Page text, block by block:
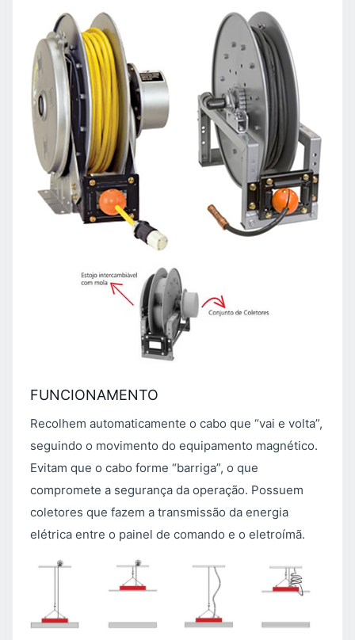
FUNCIONAMENTO
Recolhem automaticamente o cabo que “vai e volta”,
seguindo o movimento do equipamento magnético.
Evitam que o cabo forme “barriga”, o que
compromete a segurança da operação. Possuem
coletores que fazem a transmissão da energia
elétrica entre o painel de comando e o eletroímã.